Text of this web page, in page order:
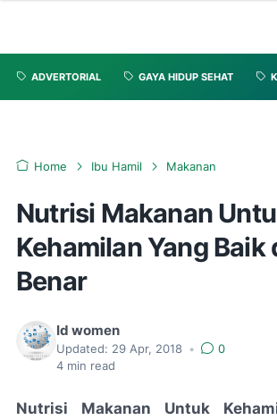
ADVERTORIAL GAYA HIDUP SEHAT
Home Ibu Hamil Makanan
Nutrisi Makanan
Kehamilan Yang Baik
Benar
Id women
Updated: 29 Apr, 2018 •
0
4 min read
Nutrisi Makanan Untuk